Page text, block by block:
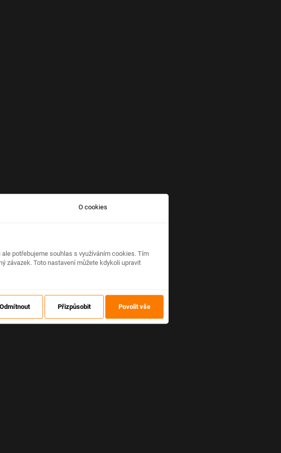
O cookies
potřebujeme souhlas s využíváním cookies. Tím
závazek. Toto nastavení můžete kdykoli upravit
Odmítnout Přizpůsobit Povolit vše